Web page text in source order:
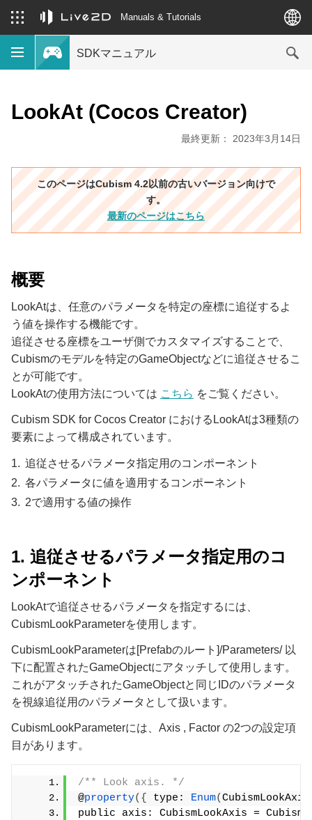
Manuals & Tutorials
SDKマニュアル
LookAt (Cocos Creator)
最終更新： 2023年3月14日
このページはCubism 4.2以前の古いバージョン向けで
す。
最新のページはこちら
概要
LookAtは、任意のパラメータを特定の座標に追従するよ
う値を操作する機能です。
追従させる座標をユーザ側でカスタマイズすることで、
Cubismのモデルを特定のGameObjectなどに追従させるこ
とが可能です。
LookAtの使用方法については こちら をご覧ください。
Cubism SDK for Cocos Creator におけるLookAtは3種類の
要素によって構成されています。
追従させるパラメータ指定用のコンポーネント
各パラメータに値を適用するコンポーネント
2で適用する値の操作
1. 追従させるパラメータ指定用のコ
ンポーネント
LookAtで追従させるパラメータを指定するには、
CubismLookParameterを使用します。
CubismLookParameterは[Prefabのルート]/Parameters/ 以
下に配置されたGameObjectにアタッチして使用します。
これがアタッチされたGameObjectと同じIDのパラメータ
を視線追従用のパラメータとして扱います。
CubismLookParameterには、Axis , Factor の2つの設定項
目があります。
/** Look axis. */
@property({ type: Enum(CubismLookAxis
public axis: CubismLookAxis =